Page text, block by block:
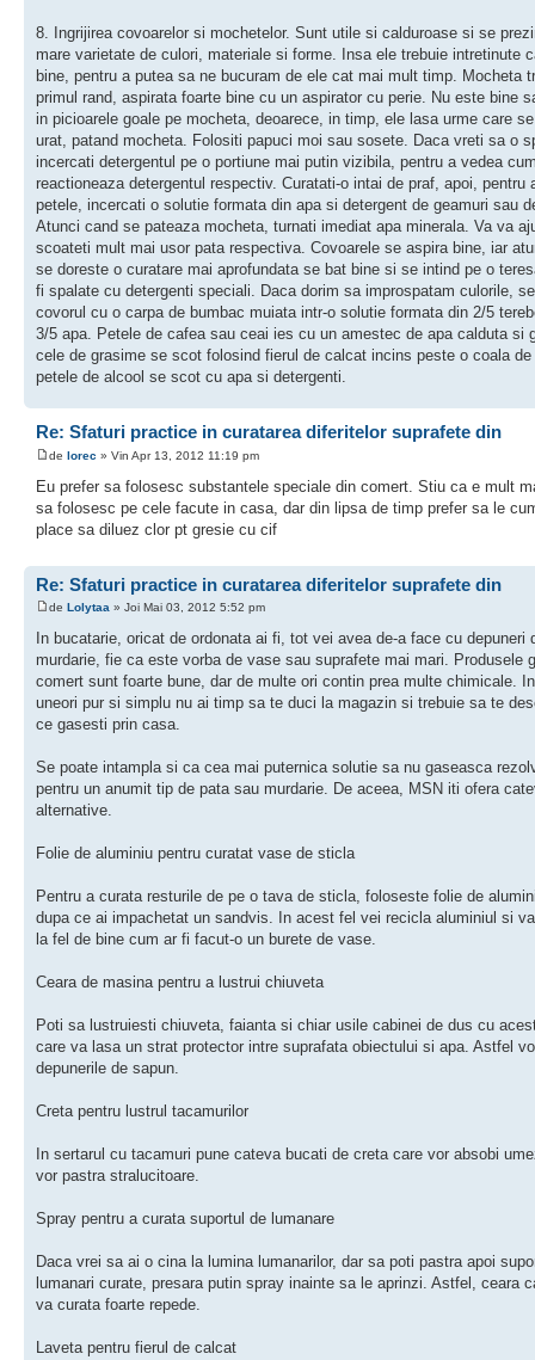
8. Ingrijirea covoarelor si mochetelor. Sunt utile si calduroase si se
mare varietate de culori, materiale si forme. Insa ele trebuie intretinute
bine, pentru a putea sa ne bucuram de ele cat mai mult timp. Mocheta
primul rand, aspirata foarte bine cu un aspirator cu perie. Nu este bine
in picioarele goale pe mocheta, deoarece, in timp, ele lasa urme care
urat, patand mocheta. Folositi papuci moi sau sosete. Daca vreti sa o
incercati detergentul pe o portiune mai putin vizibila, pentru a vedea
reactioneaza detergentul respectiv. Curatati-o intai de praf, apoi, pentru
petele, incercati o solutie formata din apa si detergent de geamuri sau
Atunci cand se pateaza mocheta, turnati imediat apa minerala. Va va
scoateti mult mai usor pata respectiva. Covoarele se aspira bine, iar
se doreste o curatare mai aprofundata se bat bine si se intind pe o
fi spalate cu detergenti speciali. Daca dorim sa improspatam culorile,
covorul cu o carpa de bumbac muiata intr-o solutie formata din 2/5
3/5 apa. Petele de cafea sau ceai ies cu un amestec de apa calduta si
cele de grasime se scot folosind fierul de calcat incins peste o coala de
petele de alcool se scot cu apa si detergenti.
Re: Sfaturi practice in curatarea diferitelor suprafete din
de lorec » Vin Apr 13, 2012 11:19 pm
Eu prefer sa folosesc substantele speciale din comert. Stiu ca e mult
sa folosesc pe cele facute in casa, dar din lipsa de timp prefer sa le
place sa diluez clor pt gresie cu cif
Re: Sfaturi practice in curatarea diferitelor suprafete din
de Lolytaa » Joi Mai 03, 2012 5:52 pm
In bucatarie, oricat de ordonata ai fi, tot vei avea de-a face cu depuneri
murdarie, fie ca este vorba de vase sau suprafete mai mari. Produsele
comert sunt foarte bune, dar de multe ori contin prea multe chimicale.
uneori pur si simplu nu ai timp sa te duci la magazin si trebuie sa te
ce gasesti prin casa.
Se poate intampla si ca cea mai puternica solutie sa nu gaseasca
pentru un anumit tip de pata sau murdarie. De aceea, MSN iti ofera
alternative.
Folie de aluminiu pentru curatat vase de sticla
Pentru a curata resturile de pe o tava de sticla, foloseste folie de
dupa ce ai impachetat un sandvis. In acest fel vei recicla aluminiul si
la fel de bine cum ar fi facut-o un burete de vase.
Ceara de masina pentru a lustrui chiuveta
Poti sa lustruiesti chiuveta, faianta si chiar usile cabinei de dus cu
care va lasa un strat protector intre suprafata obiectului si apa. Astfel
depunerile de sapun.
Creta pentru lustrul tacamurilor
In sertarul cu tacamuri pune cateva bucati de creta care vor absobi
vor pastra stralucitoare.
Spray pentru a curata suportul de lumanare
Daca vrei sa ai o cina la lumina lumanarilor, dar sa poti pastra apoi
lumanari curate, presara putin spray inainte sa le aprinzi. Astfel, ceara
va curata foarte repede.
Laveta pentru fierul de calcat